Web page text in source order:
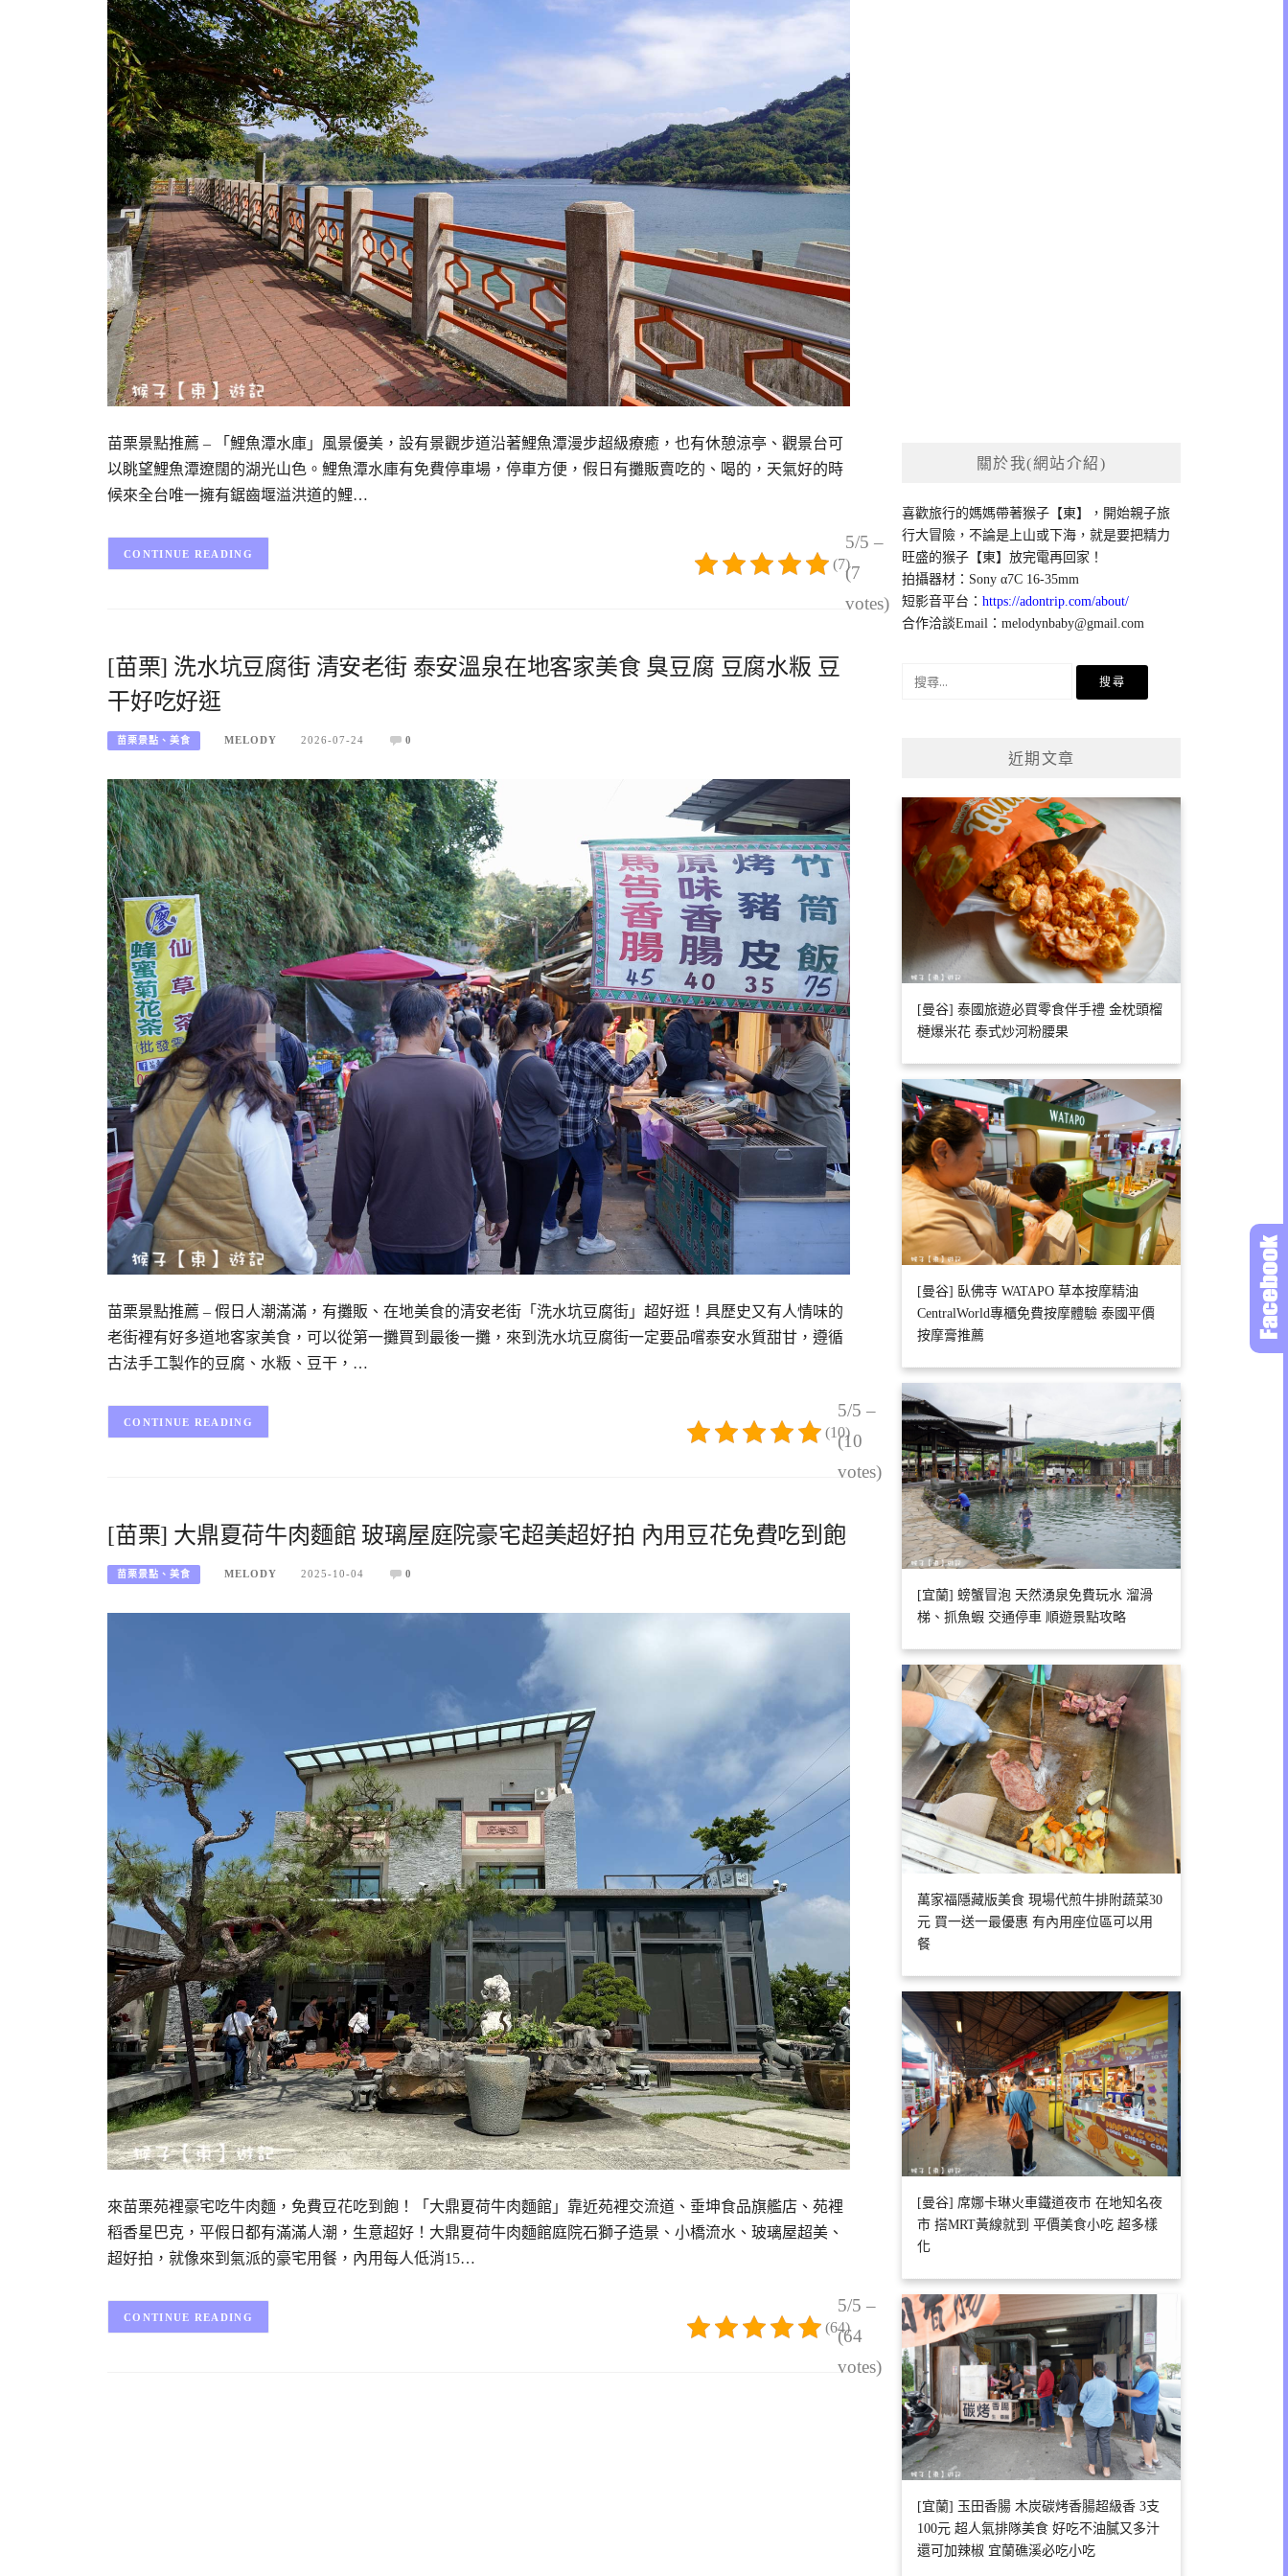
苗栗景點推薦 – 「鯉魚潭水庫」風景優美，設有景觀步道沿著鯉魚潭漫步超級療癒，也有休憩涼亭、觀景台可
以眺望鯉魚潭遼闊的湖光山色。鯉魚潭水庫有免費停車場，停車方便，假日有攤販賣吃的、喝的，天氣好的時
候來全台唯一擁有鋸齒堰溢洪道的鯉…
5/5 –
(7
votes)
(7)
CONTINUE READING
[苗栗] 洗水坑豆腐街 清安老街 泰安溫泉在地客家美食 臭豆腐 豆腐水粄 豆
干好吃好逛
苗栗景點、美食 MELODY 2026-07-24 0
苗栗景點推薦 – 假日人潮滿滿，有攤販、在地美食的清安老街「洗水坑豆腐街」超好逛！具歷史又有人情味的
老街裡有好多道地客家美食，可以從第一攤買到最後一攤，來到洗水坑豆腐街一定要品嚐泰安水質甜甘，遵循
古法手工製作的豆腐、水粄、豆干，…
5/5 –
(10
votes)
(10)
CONTINUE READING
[苗栗] 大鼎夏荷牛肉麵館 玻璃屋庭院豪宅超美超好拍 內用豆花免費吃到飽
苗栗景點、美食 MELODY 2025-10-04 0
來苗栗苑裡豪宅吃牛肉麵，免費豆花吃到飽！「大鼎夏荷牛肉麵館」靠近苑裡交流道、垂坤食品旗艦店、苑裡
稻香星巴克，平假日都有滿滿人潮，生意超好！大鼎夏荷牛肉麵館庭院石獅子造景、小橋流水、玻璃屋超美、
超好拍，就像來到氣派的豪宅用餐，內用每人低消15…
5/5 –
(64
votes)
(64)
CONTINUE READING
關於我(網站介紹)
喜歡旅行的媽媽帶著猴子【東】，開始親子旅
行大冒險，不論是上山或下海，就是要把精力
旺盛的猴子【東】放完電再回家！
拍攝器材：Sony α7C 16-35mm
短影音平台：https://adontrip.com/about/
合作洽談Email：melodynbaby@gmail.com
近期文章
[曼谷] 泰國旅遊必買零食伴手禮 金枕頭榴
槤爆米花 泰式炒河粉腰果
[曼谷] 臥佛寺 WATAPO 草本按摩精油
CentralWorld專櫃免費按摩體驗 泰國平價
按摩膏推薦
[宜蘭] 螃蟹冒泡 天然湧泉免費玩水 溜滑
梯、抓魚蝦 交通停車 順遊景點攻略
萬家福隱藏版美食 現場代煎牛排附蔬菜30
元 買一送一最優惠 有內用座位區可以用
餐
[曼谷] 席娜卡琳火車鐵道夜市 在地知名夜
市 搭MRT黃線就到 平價美食小吃 超多樣
化
[宜蘭] 玉田香腸 木炭碳烤香腸超級香 3支
100元 超人氣排隊美食 好吃不油膩又多汁
還可加辣椒 宜蘭礁溪必吃小吃